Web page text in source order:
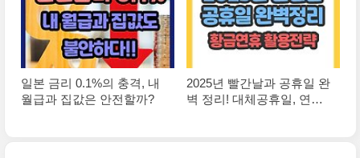
일본 금리 0.1%의 충격, 내
월급과 집값은 안전할까?
2025년 빨간날과 공휴일 완
벽 정리! 대체공휴일, 연휴